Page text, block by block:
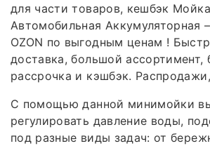
для части товаров, кешбэк Мойка
Автомобильная Аккумуляторная
OZON по выгодным ценам !
доставка, большой ассортимент,
рассрочка и кэшбэк. Распродажи,
С помощью данной минимойки
регулировать давление воды,
под разные виды задач: от